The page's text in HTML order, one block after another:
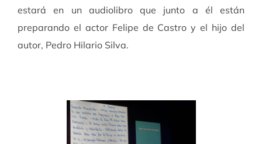
estará en un audiolibro que junto a él están
preparando el actor Felipe de Castro y el hijo del
autor, Pedro Hilario Silva.